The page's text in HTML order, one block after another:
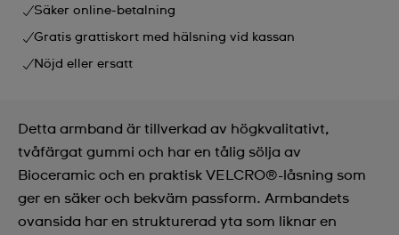
Säker online-betalning
Gratis grattiskort med hälsning vid kassan
Nöjd eller ersatt
Detta armband är tillverkad av högkvalitativt,
tvåfärgat gummi och har en tålig sölja av
Bioceramic och en praktisk VELCRO®-låsning som
ger en säker och bekväm passform. Armbandets
ovansida har en strukturerad yta som liknar en